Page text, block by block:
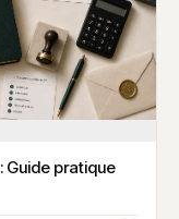
Guide pratique